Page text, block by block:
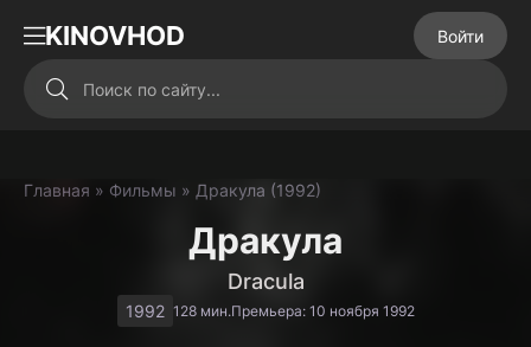
KINOVHOD Войти
Главная » Фильмы » Дракула (1992)
Дракула
Dracula
1992 128 мин.Премьера: 10 ноября 1992